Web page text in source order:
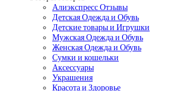
Алиэкспресс Отзывы
Детская Одежда и Обувь
Детские товары и Игрушки
Мужская Одежда и Обувь
Женская Одежда и Обувь
Сумки и кошельки
Аксессуары
Украшения
Красота и Здоровье